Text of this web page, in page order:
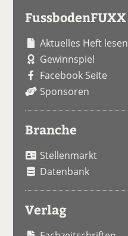
FussbodenFUXX
Aktuelles Heft lesen
Gewinnspiel
Facebook Seite
Sponsoren
Branche
Stellenmarkt
Datenbank
Verlag